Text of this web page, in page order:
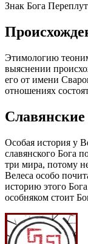
Знак Бога
Этимологию
выяснении
его от имени
отношениях
Славянские
Особая история у
славянского Бога
три мира, потому
Велеса особо
историю этого
особняком стоит